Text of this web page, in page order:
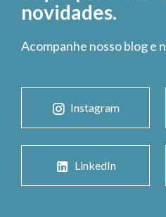
novidades.
Acompanhe nosso blog e
Instagram
LinkedIn